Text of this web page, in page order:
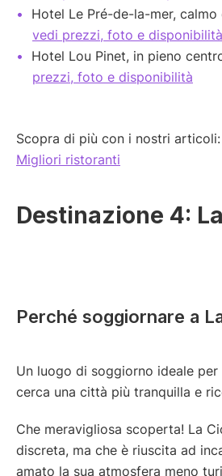
Hotel Le Pré-de-la-mer, calmo
vedi prezzi, foto e disponibilità
Hotel Lou Pinet, in pieno
prezzi, foto e disponibilità
Scopra di più con i nostri articoli:
Migliori ristoranti
Destinazione 4:
Perché soggiornare a
Un luogo di soggiorno ideale
cerca una città più tranquilla e
Che meravigliosa scoperta! La
discreta, ma che è riuscita ad
amato la sua atmosfera meno